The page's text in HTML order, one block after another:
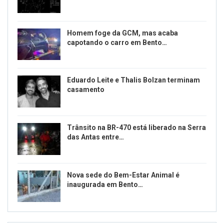
Homem foge da GCM, mas acaba
capotando o carro em Bento…
Eduardo Leite e Thalis Bolzan terminam
casamento
Trânsito na BR-470 está liberado na Serra
das Antas entre…
Nova sede do Bem-Estar Animal é
inaugurada em Bento…